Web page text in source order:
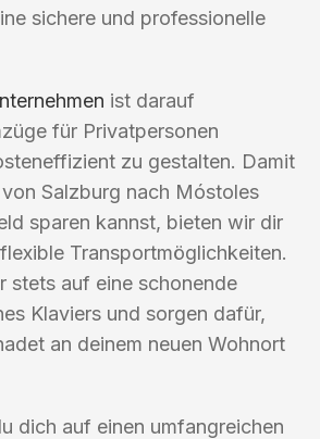
sichere und professionelle
ist darauf
für Privatpersonen
zu gestalten. Damit
Salzburg nach Móstoles
sparen kannst, bieten wir dir
Transportmöglichkeiten.
stets auf eine schonende
Klaviers und sorgen dafür,
an deinem neuen Wohnort
dich auf einen umfangreichen